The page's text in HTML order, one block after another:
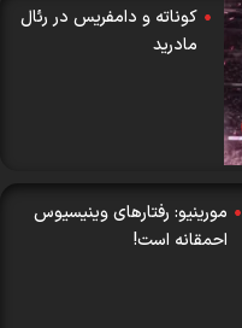
کوناته و دامفریس در رئال
مادرید
مورینیو: رفتار‌های وینیسیوس
احمقانه است!